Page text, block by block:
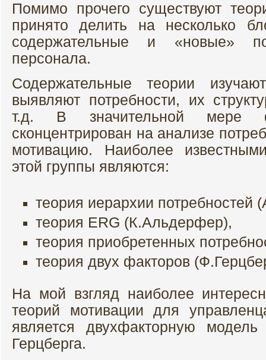
Помимо прочего существуют
принято делить на несколько
содержательные и «новые»
персонала.
Содержательные теории
выявляют потребности, их
т.д. В значительной мере
сконцентрирован на анализе
мотивацию. Наиболее
этой группы являются:
теория иерархии потребностей
теория ERG (К.Альдерфер),
теория приобретенных
теория двух факторов
На мой взгляд наиболее
теорий мотивации для
является двухфакторную
Герцберга.